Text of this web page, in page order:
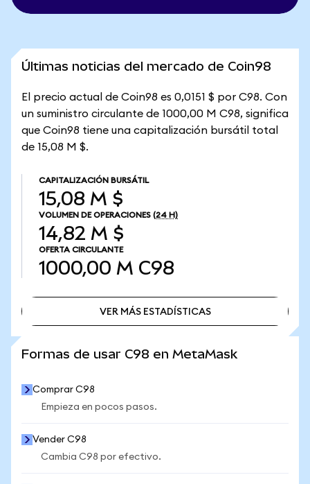
Últimas noticias del mercado de Coin98
El precio actual de Coin98 es 0,0151 $ por C98. Con
un suministro circulante de 1000,00 M C98, significa
que Coin98 tiene una capitalización bursátil total
de 15,08 M $.
CAPITALIZACIÓN BURSÁTIL
15,08 M $
VOLUMEN DE OPERACIONES (24 H)
14,82 M $
OFERTA CIRCULANTE
1000,00 M C98
VER MÁS ESTADÍSTICAS
Formas de usar C98 en MetaMask
Comprar C98
Empieza en pocos pasos.
Vender C98
Cambia C98 por efectivo.